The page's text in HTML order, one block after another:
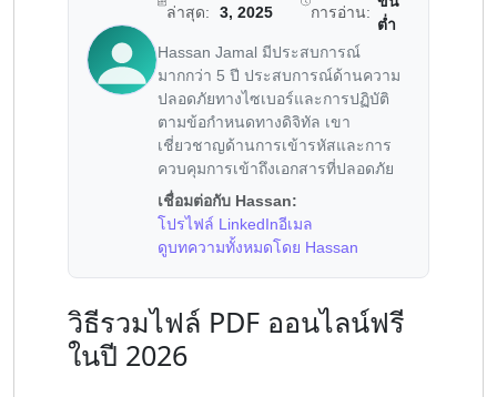
ล่าสุด:
3, 2025
การอ่าน:
ต่ำ
Hassan Jamal มีประสบการณ์
มากกว่า 5 ปี ประสบการณ์ด้านความ
ปลอดภัยทางไซเบอร์และการปฏิบัติ
ตามข้อกำหนดทางดิจิทัล เขา
เชี่ยวชาญด้านการเข้ารหัสและการ
ควบคุมการเข้าถึงเอกสารที่ปลอดภัย
เชื่อมต่อกับ Hassan:
โปรไฟล์ LinkedInอีเมล
ดูบทความทั้งหมดโดย Hassan
วิธีรวมไฟล์ PDF ออนไลน์ฟรี
ในปี 2026